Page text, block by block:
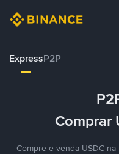
ExpressP2P
Comprar
Compre e venda USDC